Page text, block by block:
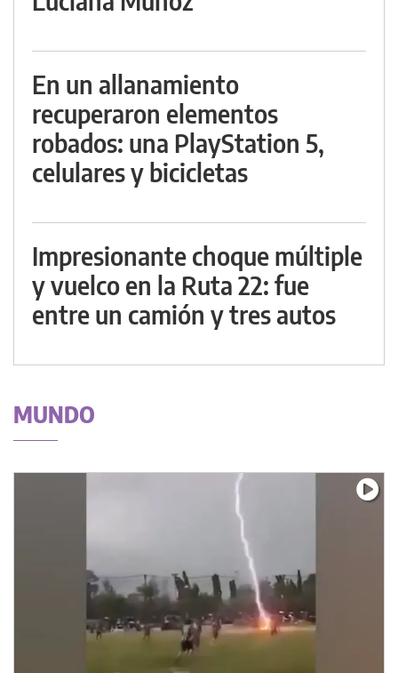
En un allanamiento
recuperaron elementos
robados: una PlayStation 5,
celulares y bicicletas
Impresionante choque múltiple
y vuelco en la Ruta 22: fue
entre un camión y tres autos
MUNDO